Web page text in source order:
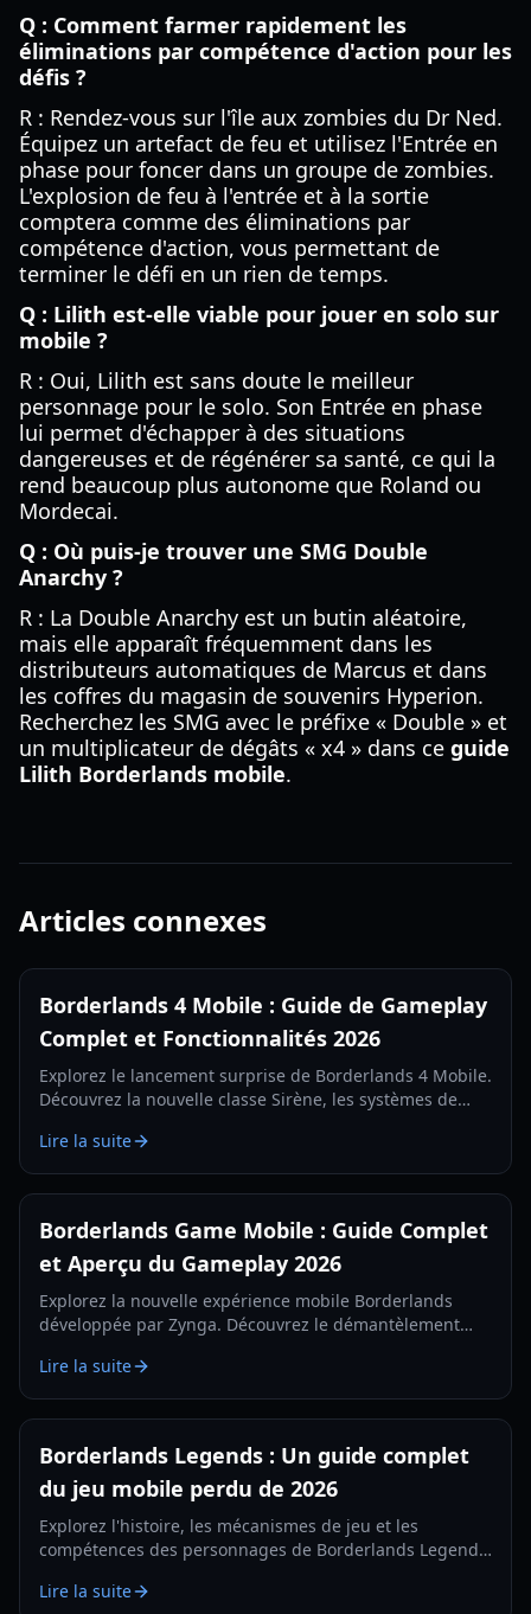
Q : Comment farmer rapidement les
éliminations par compétence d'action pour les
défis ?
R : Rendez-vous sur l'île aux zombies du Dr Ned.
Équipez un artefact de feu et utilisez l'Entrée en
phase pour foncer dans un groupe de zombies.
L'explosion de feu à l'entrée et à la sortie
comptera comme des éliminations par
compétence d'action, vous permettant de
terminer le défi en un rien de temps.
Q : Lilith est-elle viable pour jouer en solo sur
mobile ?
R : Oui, Lilith est sans doute le meilleur
personnage pour le solo. Son Entrée en phase
lui permet d'échapper à des situations
dangereuses et de régénérer sa santé, ce qui la
rend beaucoup plus autonome que Roland ou
Mordecai.
Q : Où puis-je trouver une SMG Double
Anarchy ?
R : La Double Anarchy est un butin aléatoire,
mais elle apparaît fréquemment dans les
distributeurs automatiques de Marcus et dans
les coffres du magasin de souvenirs Hyperion.
Recherchez les SMG avec le préfixe « Double » et
un multiplicateur de dégâts « x4 » dans ce guide
Lilith Borderlands mobile.
Articles connexes
Borderlands 4 Mobile : Guide de Gameplay
Complet et Fonctionnalités 2026
Explorez le lancement surprise de Borderlands 4 Mobile.
Découvrez la nouvelle classe Sirène, les systèmes de
requises dans notre guide complet de 2026.
Lire la suite
Borderlands Game Mobile : Guide Complet
et Aperçu du Gameplay 2026
Explorez la nouvelle expérience mobile Borderlands
développée par Zynga. Découvrez le démantèlement
première personne dans notre guide 2026.
Lire la suite
Borderlands Legends : Un guide complet
du jeu mobile perdu de 2026
Explorez l'histoire, les mécanismes de jeu et les
compétences des personnages de Borderlands Legends,
comment accéder à cette pépite perdue en 2026.
Lire la suite